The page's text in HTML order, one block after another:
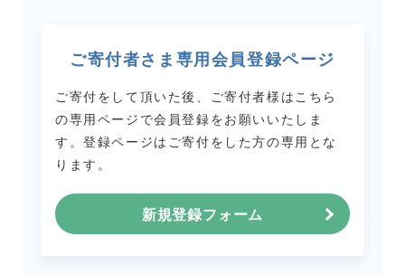
ご寄付者さま専用会員登録ページ
ご寄付をして頂いた後、ご寄付者様はこちら
の専用ページで会員登録をお願いいたしま
す。登録ページはご寄付をした方の専用とな
ります。
新規登録フォーム